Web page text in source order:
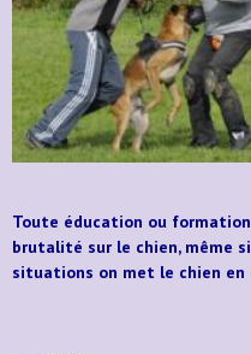
Toute éducation ou
brutalité sur le chien, même
situations on met le chien